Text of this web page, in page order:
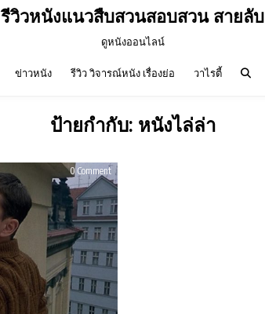
รีวิวหนังแนวสืบสวนสอบสวน สายลับ
ดูหนังออนไลน์
ข่าวหนัง รีวิว วิจารณ์หนัง เรื่องย่อ วาไรตี้
ป้ายกำกับ: หนังไล่ล่า
0 Commenton
รีวิว
The
Bourne
Identity
ล่า
จาร
ชน
ยอด
คน
อันตราย